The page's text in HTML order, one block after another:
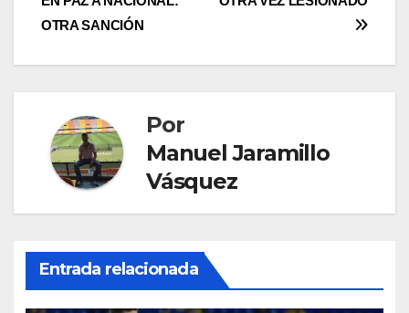
OTRA SANCIÓN
Por
Manuel Jaramillo
Vásquez
Entrada relacionada